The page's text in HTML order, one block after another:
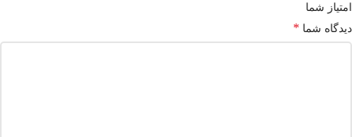
امتیاز شما
دیدگاه شما *